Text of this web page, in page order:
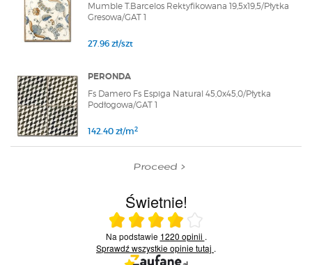
Mumble T.Barcelos Rektyfikowana 19,5x19,5/Płytka
Gresowa/GAT 1
27.96 zł/szt
PERONDA
Fs Damero Fs Espiga Natural 45,0x45,0/Płytka
Podłogowa/GAT 1
142.40 zł/m2
Proceed
Świetnie!
Ocena średnia 4 na 5
Na podstawie 1220 opinii .
Sprawdź wszystkie opinietutaj .